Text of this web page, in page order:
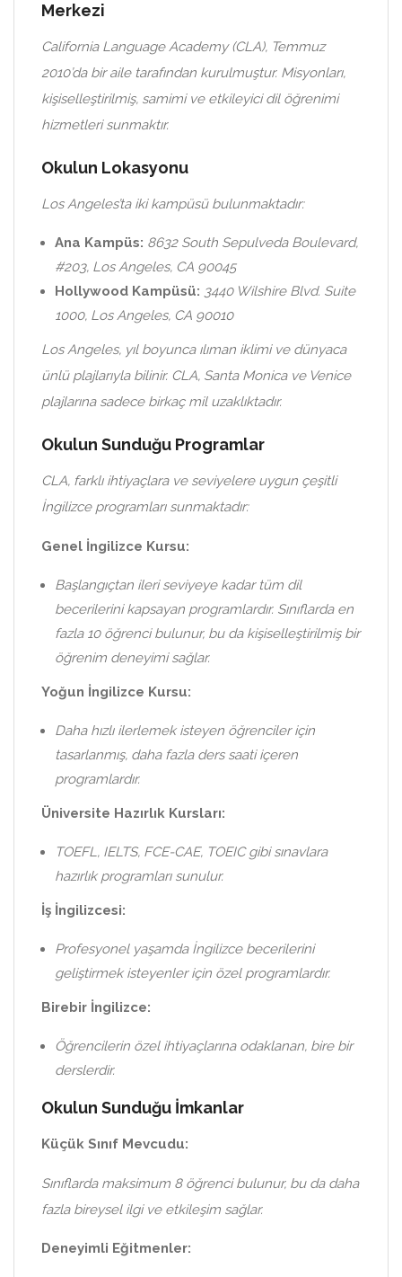
Merkezi
California Language Academy (CLA), Temmuz
2010’da bir aile tarafından kurulmuştur. Misyonları,
kişiselleştirilmiş, samimi ve etkileyici dil öğrenimi
hizmetleri sunmaktır.
Okulun Lokasyonu
Los Angeles’ta iki kampüsü bulunmaktadır:
Ana Kampüs: 8632 South Sepulveda Boulevard,
#203, Los Angeles, CA 90045
Hollywood Kampüsü: 3440 Wilshire Blvd. Suite
1000, Los Angeles, CA 90010
Los Angeles, yıl boyunca ılıman iklimi ve dünyaca
ünlü plajlarıyla bilinir. CLA, Santa Monica ve Venice
plajlarına sadece birkaç mil uzaklıktadır.
Okulun Sunduğu Programlar
CLA, farklı ihtiyaçlara ve seviyelere uygun çeşitli
İngilizce programları sunmaktadır:
Genel İngilizce Kursu:
Başlangıçtan ileri seviyeye kadar tüm dil
becerilerini kapsayan programlardır. Sınıflarda en
fazla 10 öğrenci bulunur, bu da kişiselleştirilmiş bir
öğrenim deneyimi sağlar.
Yoğun İngilizce Kursu:
Daha hızlı ilerlemek isteyen öğrenciler için
tasarlanmış, daha fazla ders saati içeren
programlardır.
Üniversite Hazırlık Kursları:
TOEFL, IELTS, FCE-CAE, TOEIC gibi sınavlara
hazırlık programları sunulur.
İş İngilizcesi:
Profesyonel yaşamda İngilizce becerilerini
geliştirmek isteyenler için özel programlardır.
Birebir İngilizce:
Öğrencilerin özel ihtiyaçlarına odaklanan, bire bir
derslerdir.
Okulun Sunduğu İmkanlar
Küçük Sınıf Mevcudu:
Sınıflarda maksimum 8 öğrenci bulunur, bu da daha
fazla bireysel ilgi ve etkileşim sağlar.
Deneyimli Eğitmenler: